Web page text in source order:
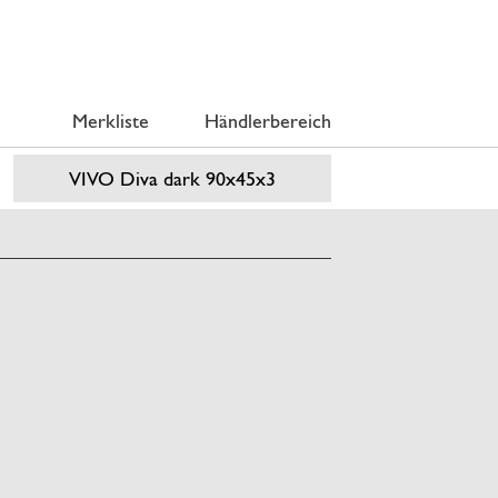
Merkliste Händlerbereich